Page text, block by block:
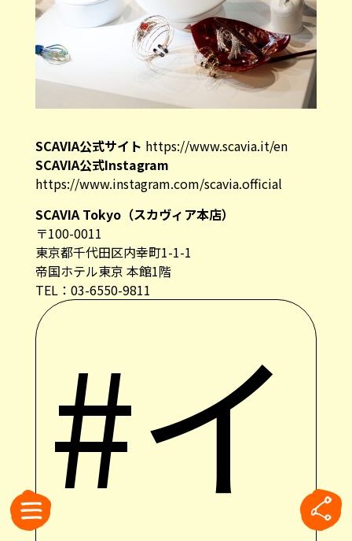
SCAVIA公式サイト https://www.scavia.it/en
SCAVIA公式Instagram
https://www.instagram.com/scavia.official
SCAVIA Tokyo（スカヴィア本店）
〒100-0011
東京都千代田区内幸町1-1-1
帝国ホテル東京 本館1階
TEL：03-6550-9811
#イ